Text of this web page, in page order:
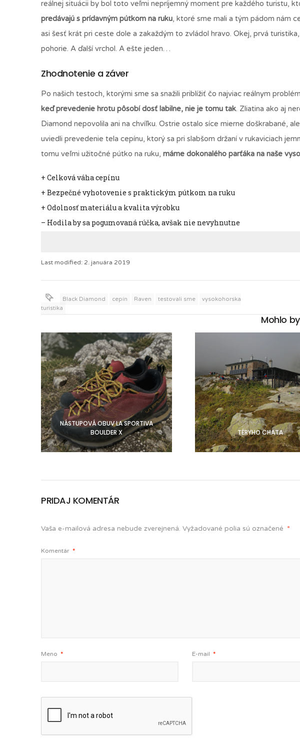
reálnej situácii by bol toto veľmi nepríjemný moment pre každého turistu,
predávajú s prídavným pútkom na ruku, ktoré sme mali a tým pádom nám
asi šesť krát pri ceste dole a zakaždým to zvládol hravo. Okej, prvá
pohorie. A ďalší vrchol. A ešte jeden…
Zhodnotenie a záver
Po našich testoch, ktorými sme sa snažili priblížiť čo najviac reálnym
keď prevedenie hrotu pôsobí dosť labilne, nie je tomu tak. Zliatina ako aj
Diamond nepovolila ani na chvíľku. Ostrie ostalo síce mierne doškrabané,
uviedli prevedenie tela cepínu, ktorý sa pri slabšom držaní v rukaviciach
tomu veľmi užitočné pútko na ruku, máme dokonalého parťáka na naše
+ Celková váha cepínu
+ Bezpečné vyhotovenie s praktickým pútkom na ruku
+ Odolnosť materiálu a kvalita výrobku
– Hodila by sa pogumovaná rúčka, avšak nie nevyhnutne
Last modified: 2. januára 2019
Black Diamond cepín Raven testovali sme
vysokohorska
turistika
Mohlo
NÁSTUPOVÁ OBUV LA SPORTIVA
BOULDER X
TÉRYHO CHATA
PRIDAJ KOMENTÁR
Vaša e-mailová adresa nebude zverejnená. Vyžadované polia sú označené *
Komentár *
Meno * E-mail *